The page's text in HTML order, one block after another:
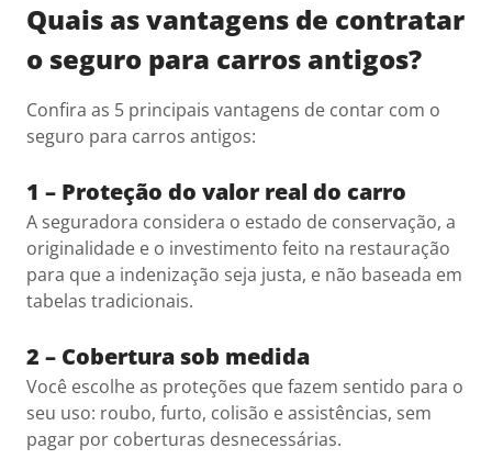
Quais as vantagens de contratar
o seguro para carros antigos?
Confira as 5 principais vantagens de contar com o
seguro para carros antigos:
1 – Proteção do valor real do carro
A seguradora considera o estado de conservação, a
originalidade e o investimento feito na restauração
para que a indenização seja justa, e não baseada em
tabelas tradicionais.
2 – Cobertura sob medida
Você escolhe as proteções que fazem sentido para o
seu uso: roubo, furto, colisão e assistências, sem
pagar por coberturas desnecessárias.